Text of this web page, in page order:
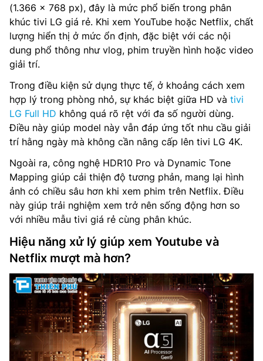
(1.366 x 768 px), đây là mức phổ biến trong phân
khúc tivi LG giá rẻ. Khi xem YouTube hoặc Netflix, chất
lượng hiển thị ở mức ổn định, đặc biệt với các nội
dung phổ thông như vlog, phim truyền hình hoặc video
giải trí.
Trong điều kiện sử dụng thực tế, ở khoảng cách xem
hợp lý trong phòng nhỏ, sự khác biệt giữa HD và tivi
LG Full HD không quá rõ rệt với đa số người dùng.
Điều này giúp model này vẫn đáp ứng tốt nhu cầu giải
trí hằng ngày mà không cần nâng cấp lên tivi LG 4K.
Ngoài ra, công nghệ HDR10 Pro và Dynamic Tone
Mapping giúp cải thiện độ tương phản, mang lại hình
ảnh có chiều sâu hơn khi xem phim trên Netflix. Điều
này giúp trải nghiệm xem trở nên sống động hơn so
với nhiều mẫu tivi giá rẻ cùng phân khúc.
Hiệu năng xử lý giúp xem Youtube và
Netflix mượt mà hơn?